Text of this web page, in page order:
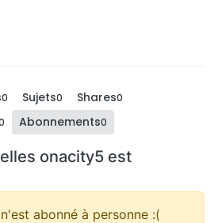
0 Sujets0 Shares0
Abonnements0
onacity5 est
abonné à personne :(